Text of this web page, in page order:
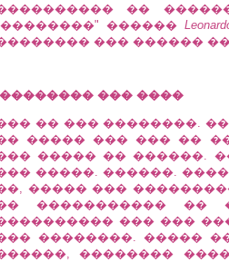
��
������
��� ������
��� ����
�� ��� ��������.
����� ��� ��� ��
����� �� ������.
�����. ������.
����� ���
����������� ��
��� ���
��������. �����
��������